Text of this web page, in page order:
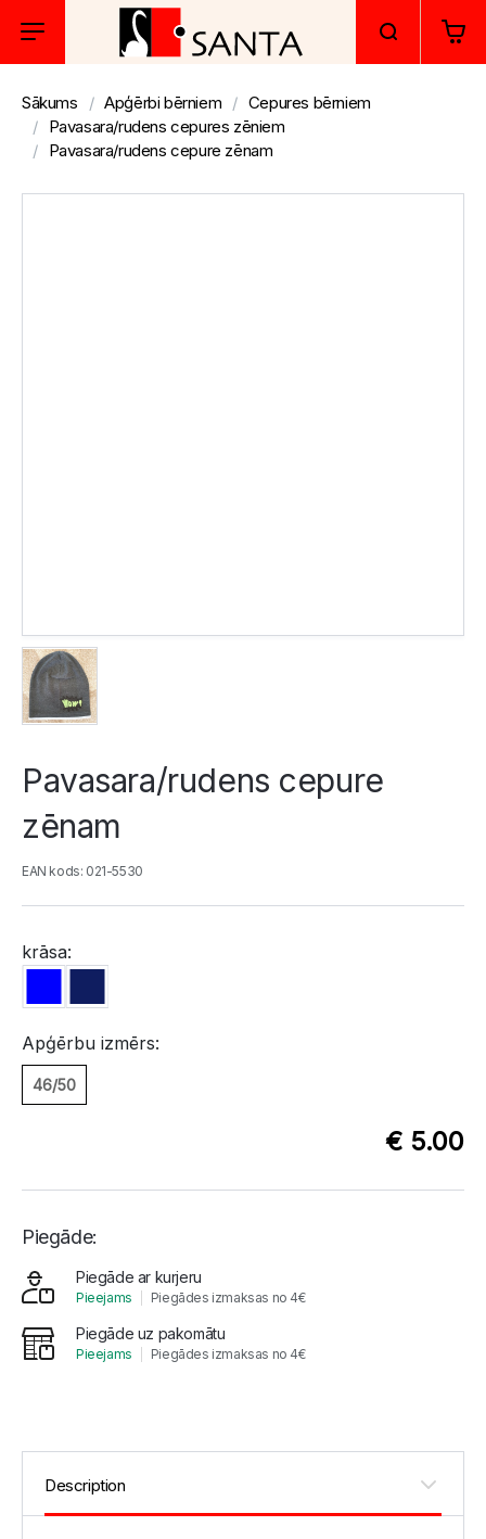
Sākums Apģērbi bērniem
Cepures bērniem
Pavasara/rudens cepures zēniem
Pavasara/rudens cepure zēnam
Pavasara/rudens cepure
zēnam
EAN kods: 021-5530
krāsa:
Apģērbu izmērs:
46/50
€ 5.00
Piegāde:
Piegāde ar kurjeru
Pieejams Piegādes izmaksas no 4€
Piegāde uz pakomātu
Pieejams Piegādes izmaksas no 4€